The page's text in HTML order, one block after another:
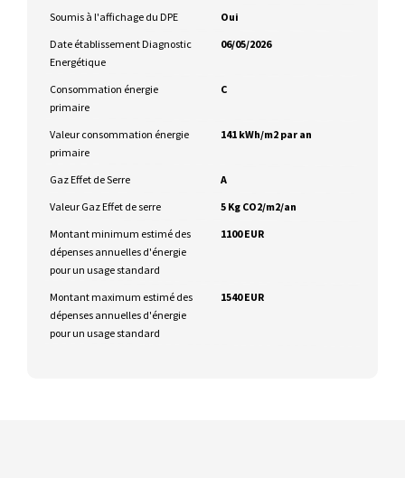
Soumis à l'affichage du DPE
Oui
Date établissement Diagnostic
Energétique
06/05/2026
Consommation énergie
primaire
C
Valeur consommation énergie
primaire
141 kWh/m2 par an
Gaz Effet de Serre
A
Valeur Gaz Effet de serre
5 Kg CO2/m2/an
Montant minimum estimé des
dépenses annuelles d'énergie
pour un usage standard
1100 EUR
Montant maximum estimé des
dépenses annuelles d'énergie
pour un usage standard
1540 EUR